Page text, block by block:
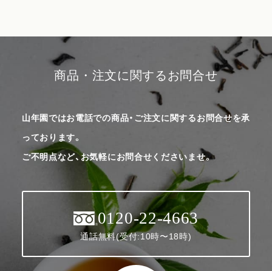
商品・注文に関するお問合せ
山年園ではお電話での商品・ご注文に関するお問合せを承
っております。
ご不明点など、お気軽にお問合せくださいませ。
0120-22-4663
通話無料(受付:10時〜18時)